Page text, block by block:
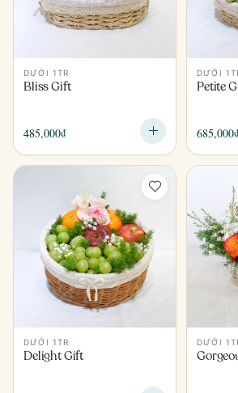
DƯỚI 1TR
Bliss Gift
485,000₫
DƯỚI
Petite
685,000₫
DƯỚI 1TR
Delight Gift
DƯỚI